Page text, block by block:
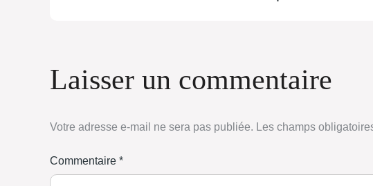
Laisser un commentaire
Votre adresse e-mail ne sera pas publiée. Les champs
Commentaire *